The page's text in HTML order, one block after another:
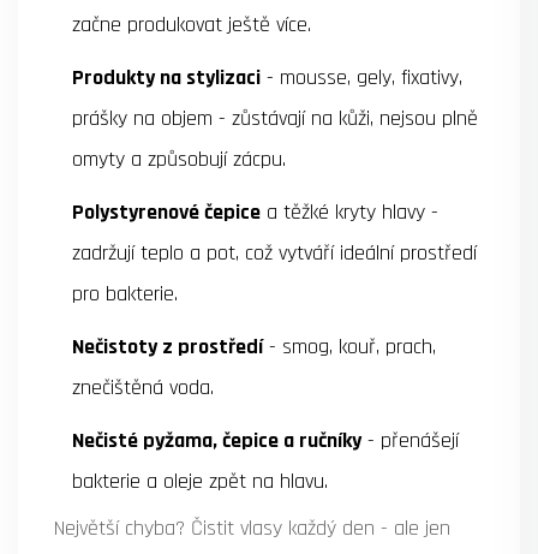
začne produkovat ještě více.
Produkty na stylizaci - mousse, gely, fixativy,
prášky na objem - zůstávají na kůži, nejsou plně
omyty a způsobují zácpu.
Polystyrenové čepice a těžké kryty hlavy -
zadržují teplo a pot, což vytváří ideální prostředí
pro bakterie.
Nečistoty z prostředí- smog, kouř, prach,
znečištěná voda.
Nečisté pyžama, čepice a ručníky- přenášejí
bakterie a oleje zpět na hlavu.
Největší chyba? Čistit vlasy každý den - ale jen